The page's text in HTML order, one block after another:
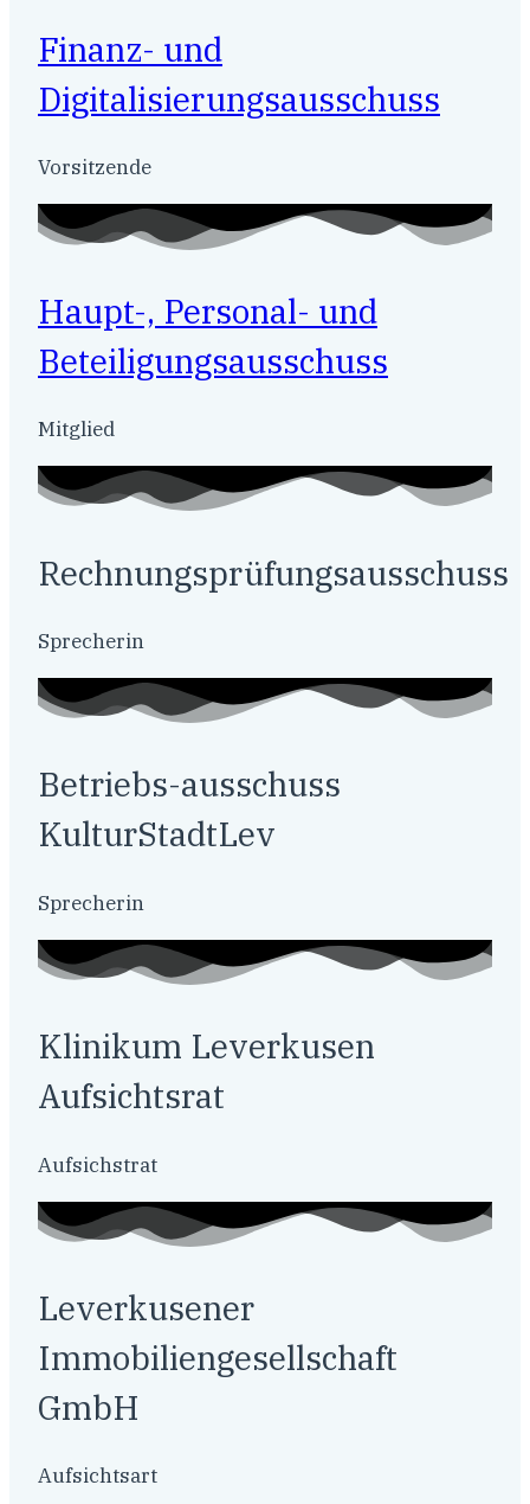
Finanz- und
Digitalisierungsausschuss
Vorsitzende
Haupt-, Personal- und
Beteiligungsausschuss
Mitglied
Rechnungsprüfungsausschuss
Sprecherin
Betriebs-ausschuss
KulturStadtLev
Sprecherin
Klinikum Leverkusen
Aufsichtsrat
Aufsichstrat
Leverkusener
Immobiliengesellschaft
GmbH
Aufsichtsart